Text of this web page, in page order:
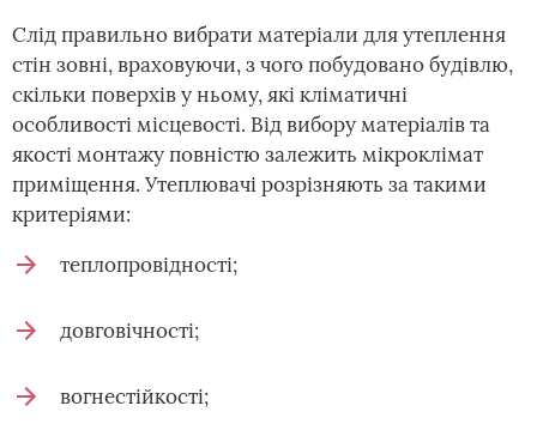
Слід правильно вибрати матеріали для утеплення
стін зовні, враховуючи, з чого побудовано будівлю,
скільки поверхів у ньому, які кліматичні
особливості місцевості. Від вибору матеріалів та
якості монтажу повністю залежить мікроклімат
приміщення. Утеплювачі розрізняють за такими
критеріями:
теплопровідності;
довговічності;
вогнестійкості;